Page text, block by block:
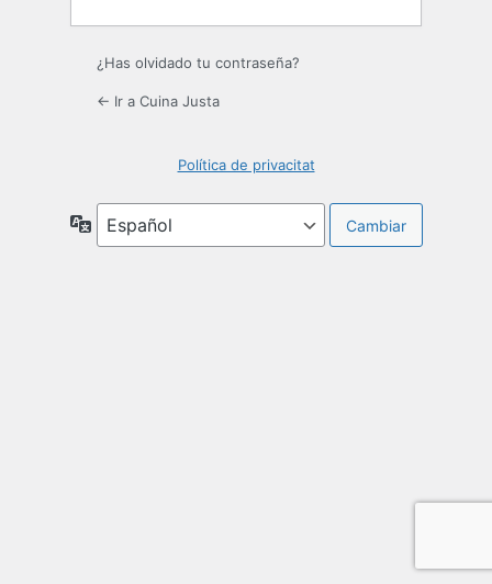
¿Has olvidado tu contraseña?
← Ir a Cuina Justa
Política de privacitat
Idioma